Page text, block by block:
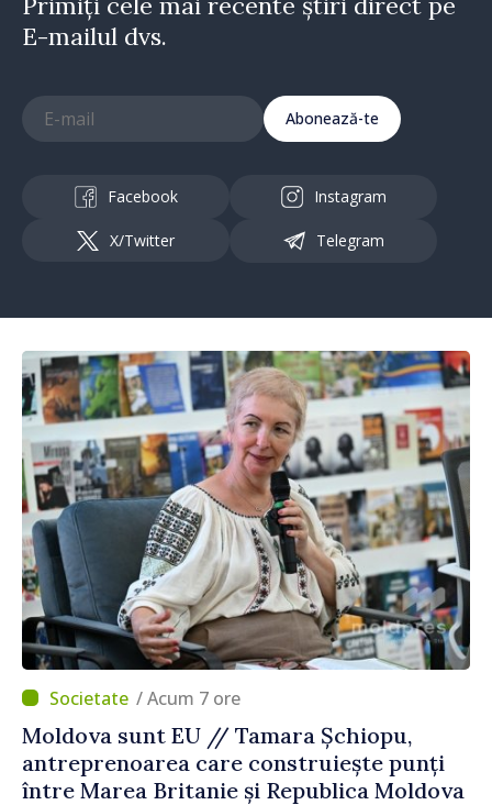
E-mailul dvs.
Abonează-te
Facebook Instagram
X/Twitter Telegram
/ Acum 7 ore
Moldova sunt EU // Tamara Șchiopu,
antreprenoarea care construiește punți
între Marea Britanie și Republica Moldova